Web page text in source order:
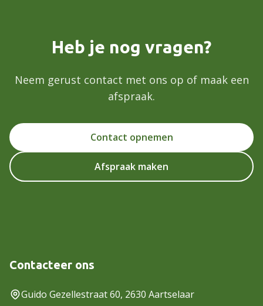
Heb je nog vragen?
Neem gerust contact met ons op of maak een
afspraak.
Contact opnemen
Afspraak maken
Contacteer ons
Guido Gezellestraat 60, 2630 Aartselaar